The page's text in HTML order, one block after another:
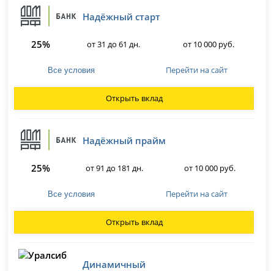
Надёжный старт
25% от 31 до 61 дн. от 10 000 руб.
Все условия Перейти на сайт
Открыть вклад
Надёжный прайм
25% от 91 до 181 дн. от 10 000 руб.
Все условия Перейти на сайт
Открыть вклад
Динамичный